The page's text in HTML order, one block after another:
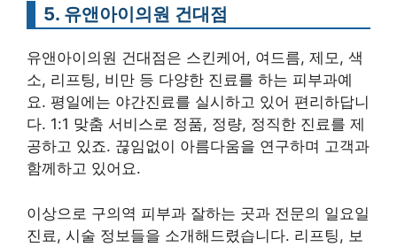
5. 유앤아이의원 건대점
유앤아이의원 건대점은 스킨케어, 여드름, 제모, 색
소, 리프팅, 비만 등 다양한 진료를 하는 피부과예
요. 평일에는 야간진료를 실시하고 있어 편리하답니
다. 1:1 맞춤 서비스로 정품, 정량, 정직한 진료를 제
공하고 있죠. 끊임없이 아름다움을 연구하며 고객과
함께하고 있어요.
이상으로 구의역 피부과 잘하는 곳과 전문의 일요일
진료, 시술 정보들을 소개해드렸습니다. 리프팅, 보